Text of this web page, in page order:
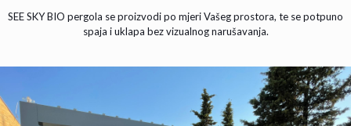
SEE SKY BIO pergola se proizvodi po mjeri Vašeg prostora, te se potpuno
spaja i uklapa bez vizualnog narušavanja.